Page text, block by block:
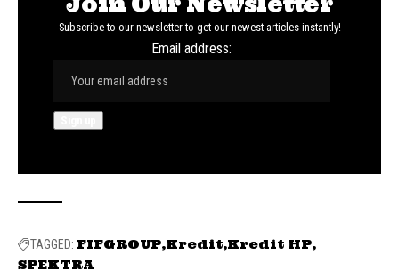
Subscribe to our newsletter to get our newest articles instantly!
Email address:
TAGGED: FIFGROUP Kredit Kredit HP
SPEKTRA